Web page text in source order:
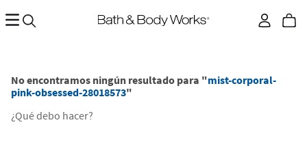
No encontramos ningún resultado para "mist-corporal-
pink-obsessed-28018573"
¿Qué debo hacer?